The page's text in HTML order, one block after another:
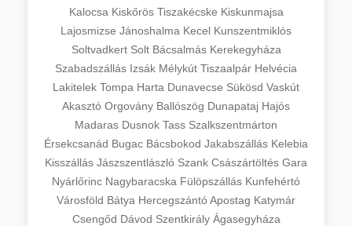
Kalocsa Kiskőrös Tiszakécske Kiskunmajsa
Lajosmizse Jánoshalma Kecel Kunszentmiklós
Soltvadkert Solt Bácsalmás Kerekegyháza
Szabadszállás Izsák Mélykút Tiszaalpár Helvécia
Lakitelek Tompa Harta Dunavecse Sükösd Vaskút
Akasztó Orgovány Ballószög Dunapataj Hajós
Madaras Dusnok Tass Szalkszentmárton
Érsekcsanád Bugac Bácsbokod Jakabszállás Kelebia
Kisszállás Jászszentlászló Szank Császártöltés Gara
Nyárlőrinc Nagybaracska Fülöpszállás Kunfehértó
Városföld Bátya HercegszántóApostag Katymár
Csengőd Dávod Szentkirály Ágasegyháza